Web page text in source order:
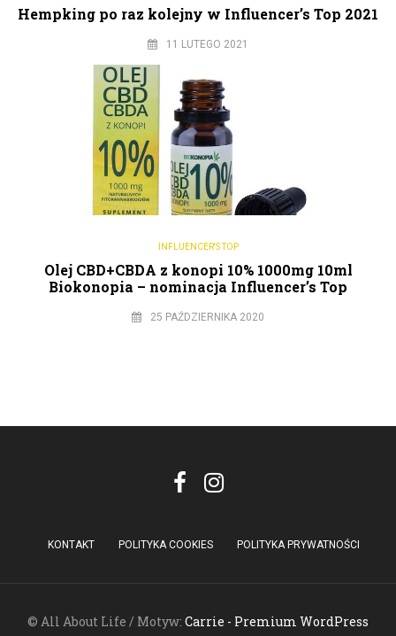
Hempking po raz kolejny w Influencer’s Top 2021
11 LUTEGO 2021
INFLUENCER'S TOP
Olej CBD+CBDA z konopi 10% 1000mg 10ml
Biokonopia – nominacja Influencer’s Top
25 PAŹDZIERNIKA 2020
KONTAKT POLITYKA COOKIES POLITYKA PRYWATNOŚCI
© All About Life / Motyw: Carrie - Premium WordPress